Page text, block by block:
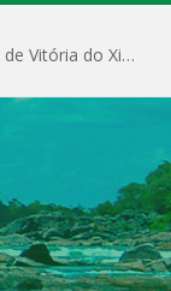
4º Torneio de Pesca Esportiva do Tucunaré de Vitória do Xingu